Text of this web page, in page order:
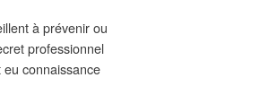
à prévenir ou
professionnel
connaissance